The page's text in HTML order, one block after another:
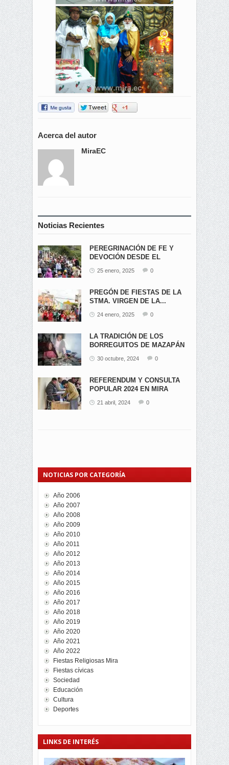
Acerca del autor
MiraEC
Noticias Recientes
PEREGRINACIÓN DE FE Y
DEVOCIÓN DESDE EL
25 enero, 2025 0
PREGÓN DE FIESTAS DE LA
STMA. VIRGEN DE LA...
24 enero, 2025 0
LA TRADICIÓN DE LOS
BORREGUITOS DE MAZAPÁN
30 octubre, 2024 0
REFERENDUM Y CONSULTA
POPULAR 2024 EN MIRA
21 abril, 2024 0
NOTICIAS POR CATEGORÍA
Año 2006
Año 2007
Año 2008
Año 2009
Año 2010
Año 2011
Año 2012
Año 2013
Año 2014
Año 2015
Año 2016
Año 2017
Año 2018
Año 2019
Año 2020
Año 2021
Año 2022
Fiestas Religiosas Mira
Fiestas cívicas
Sociedad
Educación
Cultura
Deportes
LINKS DE INTERÉS